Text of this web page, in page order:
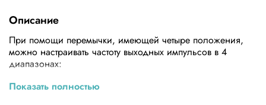
Описание
При помощи перемычки, имеющей четыре положения,
можно настраивать частоту выходных импульсов в 4
диапазонах:
0.5 – 50 Гц;
Показать полностью